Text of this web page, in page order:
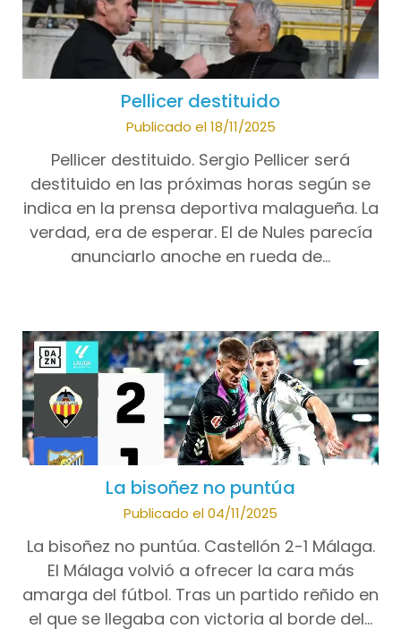
Pellicer destituido
Publicado el 18/11/2025
Pellicer destituido. Sergio Pellicer será
destituido en las próximas horas según se
indica en la prensa deportiva malagueña. La
verdad, era de esperar. El de Nules parecía
anunciarlo anoche en rueda de…
La bisoñez no puntúa
Publicado el 04/11/2025
La bisoñez no puntúa. Castellón 2-1 Málaga.
El Málaga volvió a ofrecer la cara más
amarga del fútbol. Tras un partido reñido en
el que se llegaba con victoria al borde del…